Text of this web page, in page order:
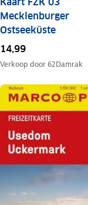
Mecklenburger
Ostseeküste
14,99
Verkoop door 62Damrak